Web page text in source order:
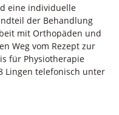
eine individuelle
der Behandlung
mit Orthopäden und
Weg vom Rezept zur
für Physiotherapie
Lingen telefonisch unter